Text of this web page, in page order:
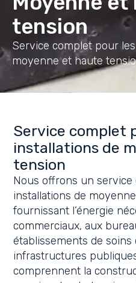
tension
Service complet pour
moyenne et haute
Service complet
installations de
tension
Nous offrons un
installations de
fournissant l’énergie
commerciaux, aux
établissements de soins
infrastructures
comprennent la